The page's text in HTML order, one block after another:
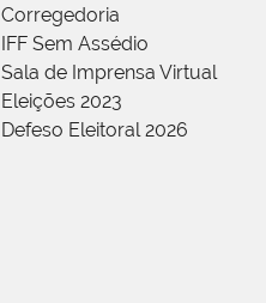
Corregedoria
IFF Sem Assédio
Sala de Imprensa Virtual
Eleições 2023
Defeso Eleitoral 2026